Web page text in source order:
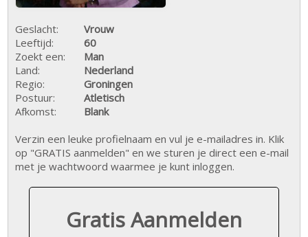
Geslacht:
Vrouw
Leeftijd:
60
Zoekt een:
Man
Land:
Nederland
Regio:
Groningen
Postuur:
Atletisch
Afkomst:
Blank
Verzin een leuke profielnaam en vul je e-mailadres in. Klik
op "GRATIS aanmelden" en we sturen je direct een e-mail
met je wachtwoord waarmee je kunt inloggen.
Gratis Aanmelden